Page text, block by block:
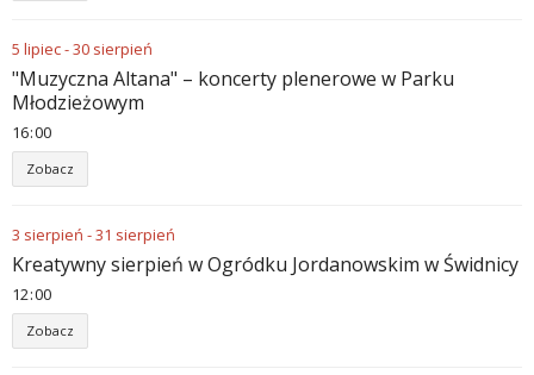
5 lipiec-30 sierpień
"Muzyczna Altana" – koncerty plenerowe w Parku
Młodzieżowym
16 00
Zobacz
3 sierpień -31 sierpień
Kreatywny sierpień w Ogródku Jordanowskim w Świdnicy
12 00
Zobacz